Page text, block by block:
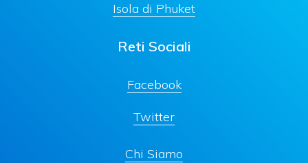
Isola di Phuket
Reti Sociali
Facebook
Twitter
Chi Siamo